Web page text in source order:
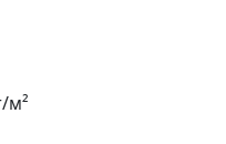
м²